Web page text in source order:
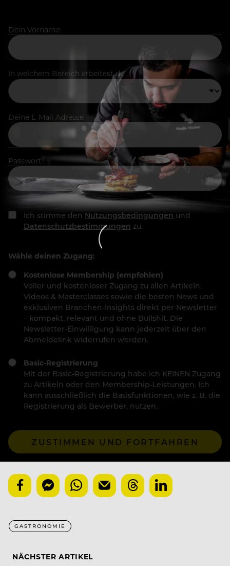
Dein Vorname
In welchem Bereich arbeitest du
Deine E-Mail Adresse
Passwort
Ich stimme den Nutzungsbedingungen und
Datenschutzbestimmungen zu.
Wähle deinen Zugang:
Kostenlose Membership (empfohlen)
Voller und kostenloser Zugang zu allen Artikeln,
Videos & Masterclasses sowie die besten News und
exklusiven Branchen-Insights direkt per Newsletter
– kompakt, relevant und ohne Bullshit. Die
Newsletter-Einwilligung kann jederzeit über den
Abmeldelink widerrufen werden.
Basic-Registrierung
Mit der Basic-Registrierung habe ich KEINEN Zugang
zu Artikeln oder den Membership-Leistungen. Ich
kann ausschließlich die Basisfunktionen, wie z. B. die
Registrierung als Bewerber, nutzen.
ZUSTIMMEN UND FORTFAHREN
GASTRONOMIE
NÄCHSTER ARTIKEL